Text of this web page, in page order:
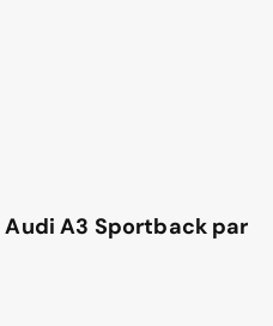
A3 Sportback par